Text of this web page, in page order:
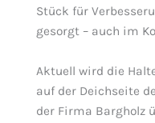
Stück für
gesorgt – auch im
Aktuell wird die
auf der Deichseite
der Firma Bargholz